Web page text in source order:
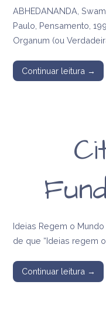
ABHEDANANDA,
Paulo, Pensamento,
Organum (ou
Continuar leitura →
Ideias Regem o
de que “Ideias regem
Continuar leitura →